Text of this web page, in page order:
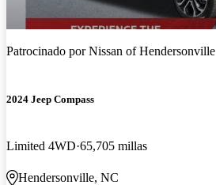
Patrocinado porNissan of Hendersonville
2024 Jeep Compass
Limited 4WD 65,705 millas
Hendersonville, NC